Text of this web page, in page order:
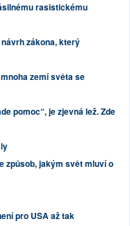
rasistickému
zákona, který
zemí světa se
pomoc“, je zjevná lež. Zde
způsob, jakým svět mluví o
pro USA až tak